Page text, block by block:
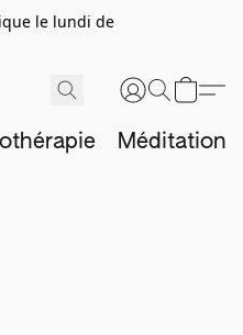
le lundi de
Méditation